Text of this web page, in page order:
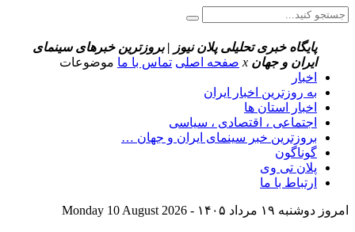
پایگاه خبری تحلیلی پلان نیوز | بروزترین خبرهای سینمای
ایران و جهان x صفحه اصلی تماس با ما موضوعات
اخبار
به روزترین اخبار ایران
اخبار استان ها
اجتماعی ، اقتصادی ، سیاسی
بروزترین خبر سینمای ایران و جهان …
گوناگون
پلان تی وی
ارتباط با ما
امروز دوشنبه ۱۹ مرداد ۱۴۰۵ - Monday 10 August 2026